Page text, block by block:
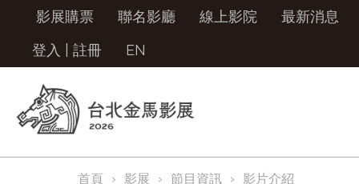
影展購票 聯名影廳 線上影院
最新消息
登入
註冊 EN
首頁 影展 節目資訊 影片介紹